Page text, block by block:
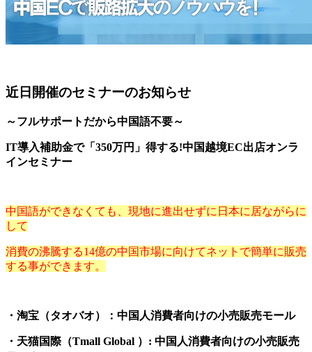
近日開催のセミナーのお知らせ
～フルサポートだから中国語不要～
IT導入補助金で「350万円」得する!中国越境EC出店オンラ
インセミナー
中国語ができなくても、現地に進出せずに日本に居ながらに
して
消費の沸騰する14億の中国市場に向けてネットで簡単に販売
する事ができます。
・淘宝（タオバオ）：中国人消費者向けの小売販売モール
・天猫国際（Tmall Global ）: 中国人消費者向けの小売販売